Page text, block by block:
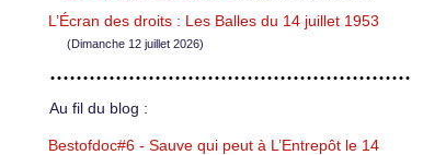
L’Écran des droits : Les Balles du 14 juillet 1953
(Dimanche 12 juillet 2026)
Au fil du blog :
Bestofdoc#6 - Sauve qui peut à L’Entrepôt le 14